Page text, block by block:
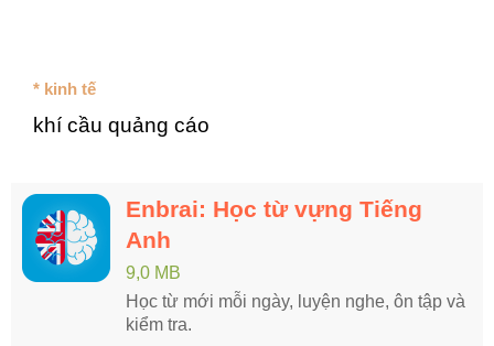
* kinh tế
khí cầu quảng cáo
Enbrai: Học từ vựng Tiếng
Anh
9,0 MB
Học từ mới mỗi ngày, luyện nghe, ôn tập và
kiểm tra.